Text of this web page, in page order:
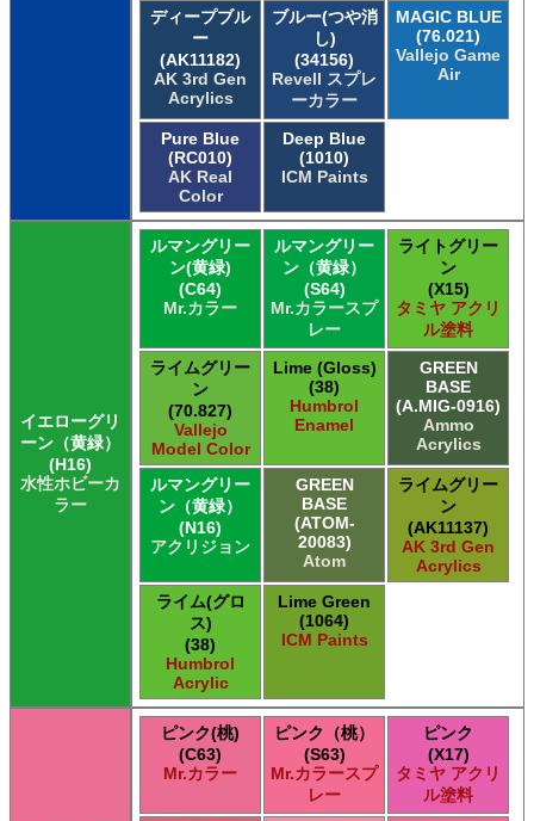
ディープブル
ー
(AK11182)
AK 3rd Gen
Acrylics
ブルー(つや消
し)
(34156)
Revell スプレ
ーカラー
MAGIC BLUE
(76.021)
Vallejo Game
Air
Pure Blue
(RC010)
AK Real
Color
Deep Blue
(1010)
ICM Paints
イエローグリ
ーン（黄緑）
(H16)
水性ホビーカ
ラー
ルマングリー
ン(黄緑)
(C64)
Mr.カラー
ルマングリー
ン（黄緑）
(S64)
Mr.カラースプ
レー
ライトグリー
ン
(X15)
タミヤ アクリ
ル塗料
ライムグリー
ン
(70.827)
Vallejo
Model Color
Lime (Gloss)
(38)
Humbrol
Enamel
GREEN
BASE
(A.MIG-0916)
Ammo
Acrylics
ルマングリー
ン（黄緑）
(N16)
アクリジョン
GREEN
BASE
(ATOM-
20083)
Atom
ライムグリー
ン
(AK11137)
AK 3rd Gen
Acrylics
ライム(グロ
ス)
(38)
Humbrol
Acrylic
Lime Green
(1064)
ICM Paints
ピンク(桃)
(C63)
Mr.カラー
ピンク（桃）
(S63)
Mr.カラースプ
レー
ピンク
(X17)
タミヤ アクリ
ル塗料